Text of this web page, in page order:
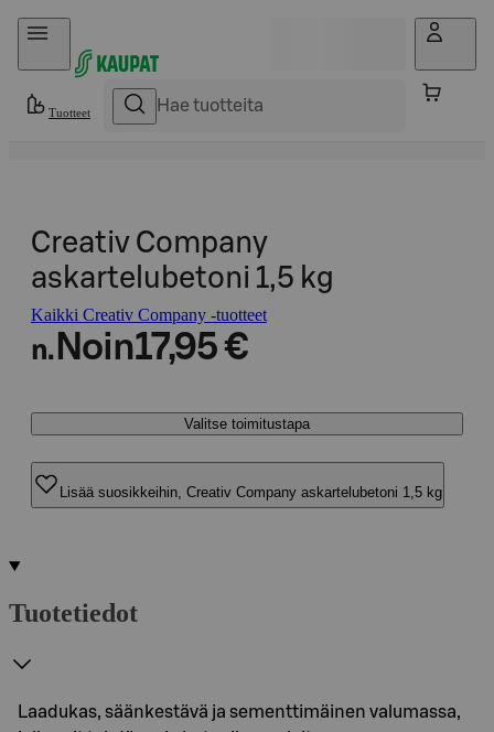
Hyppää sisältöön
Tuotteet
Creativ Company
askartelubetoni 1,5 kg
Kaikki Creativ Company -tuotteet
n. Noin17,95 €
Valitse toimitustapa
Lisää suosikkeihin, Creativ Company askartelubetoni 1,5 kg
Tuotetiedot
Laadukas, säänkestävä ja sementtimäinen valumassa,